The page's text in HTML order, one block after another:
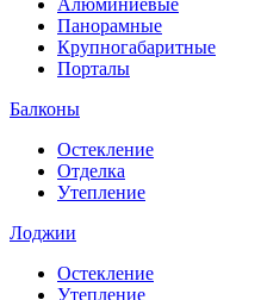
Панорамные
Крупногабаритные
Порталы
Балконы
Остекление
Отделка
Утепление
Лоджии
Остекление
Утепление